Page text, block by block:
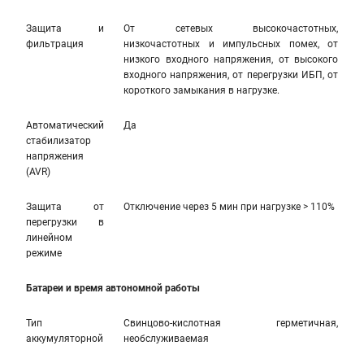
Защита и
фильтрация
От сетевых высокочастотных,
низкочастотных и импульсных помех, от
низкого входного напряжения, от высокого
входного напряжения, от перегрузки ИБП, от
короткого замыкания в нагрузке.
Автоматический
стабилизатор
напряжения
(AVR)
Да
Защита от
перегрузки в
линейном
режиме
Отключение через 5 мин при нагрузке > 110%
Батареи и время автономной работы
Тип
аккумуляторной
Свинцово-кислотная герметичная,
необслуживаемая